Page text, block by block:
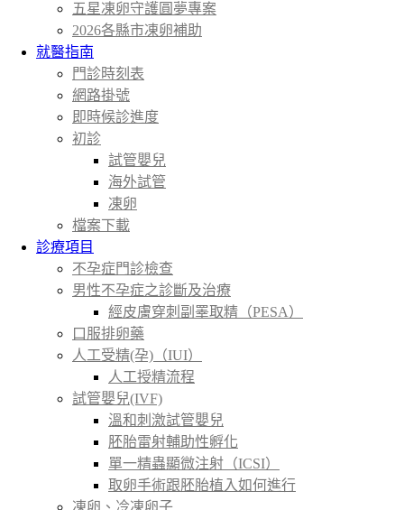
五星凍卵守護圓夢專案
2026各縣市凍卵補助
就醫指南
門診時刻表
網路掛號
即時候診進度
初診
試管嬰兒
海外試管
凍卵
檔案下載
診療項目
不孕症門診檢查
男性不孕症之診斷及治療
經皮膚穿刺副睪取精（PESA）
口服排卵藥
人工受精(孕)（IUI）
人工授精流程
試管嬰兒(IVF)
溫和刺激試管嬰兒
胚胎雷射輔助性孵化
單一精蟲顯微注射（ICSI）
取卵手術跟胚胎植入如何進行
凍卵、冷凍卵子